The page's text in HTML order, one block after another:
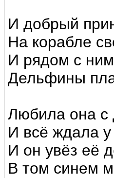
И добрый
На корабле
И рядом с
Дельфины
Любила она с
И всё ждала
И он увёз её
В том синем